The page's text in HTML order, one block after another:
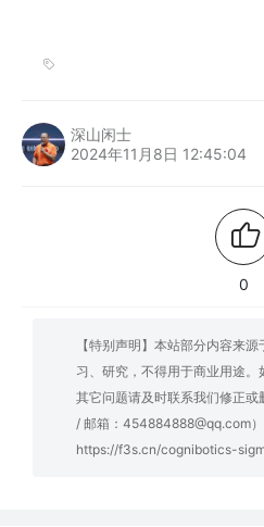
深山闲士
2024年11月8日 12:45:04
0
【特别声明】本站部分内容来
习、研究，不得用于商业用途
其它问题请及时联系我们修正
/ 邮箱：454884888@qq.com）
https://f3s.cn/cognibotics-